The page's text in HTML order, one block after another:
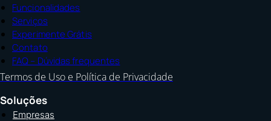
Funcionalidades
Serviços
Experimente Grátis
Contato
FAQ – Dúvidas frequentes
Termos de Uso e Política de Privacidade
Soluções
Empresas